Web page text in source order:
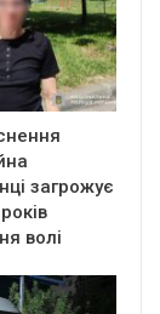
загрожує
волі